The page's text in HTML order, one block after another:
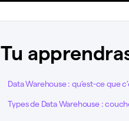
Tu
Data Warehouse : qu’est-ce que
Types de Data Warehouse :